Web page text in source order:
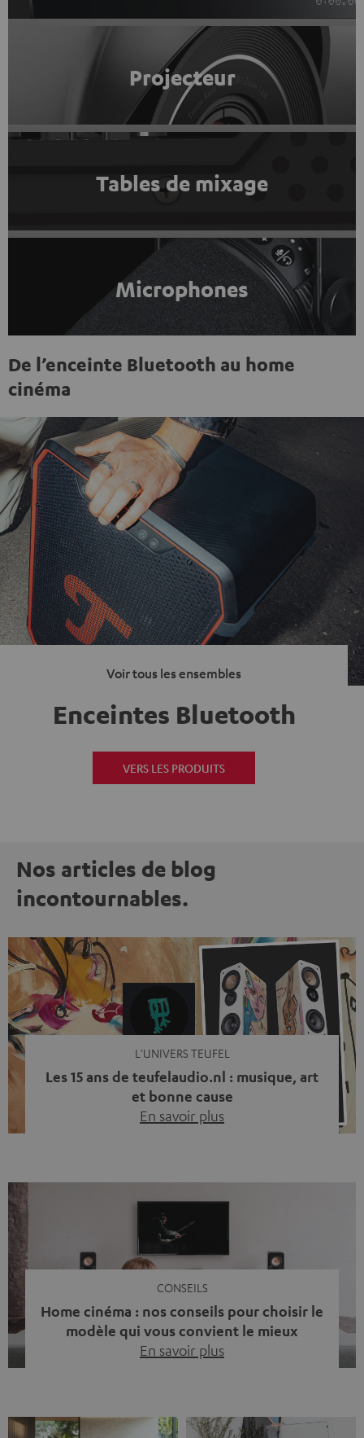
Projecteur
Tables de mixage
Microphones
De l’enceinte Bluetooth au home
cinéma
Voir tous les ensembles
Enceintes Bluetooth
VERS LES PRODUITS
Nos articles de blog
incontournables.
L'UNIVERS TEUFEL
Les 15 ans de teufelaudio.nl : musique, art
et bonne cause
En savoir plus
quelque chose qui reflète ce que représente Teufel :
célébrer le pouvoir du son et redonner quelque chose à
la société. La musique fait bien plus que simplement
sonner bien. […]
CONSEILS
Home cinéma : nos conseils pour choisir le
modèle qui vous convient le mieux
En savoir plus
dialogue est couvert par un bruit de fond… et adieu